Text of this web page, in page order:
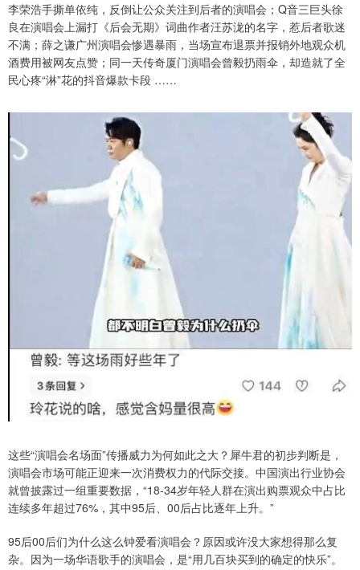
李荣浩手撕单依纯，反倒让公众关注到后者的演唱会；Q音三巨头徐
良在演唱会上漏打《后会无期》词曲作者汪苏泷的名字，惹后者歌迷
不满；薛之谦广州演唱会惨遇暴雨，当场宣布退票并报销外地观众机
酒费用被网友点赞；同一天传奇厦门演唱会曾毅扔雨伞，却造就了全
民心疼“淋”花的抖音爆款卡段 ……
这些“演唱会名场面”传播威力为何如此之大？犀牛君的初步判断是，
演唱会市场可能正迎来一次消费权力的代际交接。中国演出行业协会
就曾披露过一组重要数据，“18-34岁年轻人群在演出购票观众中占比
连续多年超过76%，其中95后、00后占比逐年上升。”
95后00后们为什么这么钟爱看演唱会？原因或许没大家想得那么复
杂。因为一场华语歌手的演唱会，是“用几百块买到的确定的快乐”。